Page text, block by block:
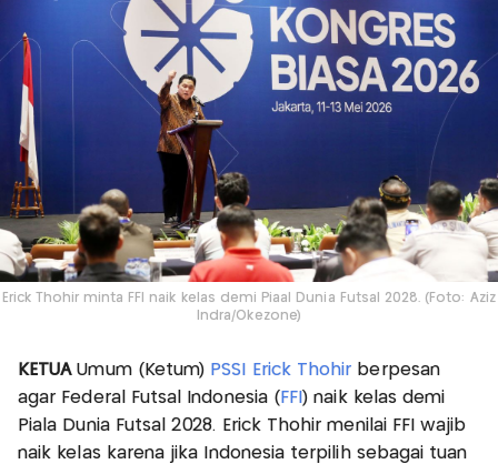
Erick Thohir minta FFI naik kelas demi Piaal Dunia Futsal 2028. (Foto: Aziz
Indra/Okezone)
KETUAUmum (Ketum) PSSI Erick Thohir berpesan
agar Federal Futsal Indonesia ( FFI ) naik kelas demi
Piala Dunia Futsal 2028. Erick Thohir menilai FFI wajib
naik kelas karena jika Indonesia terpilih sebagai tuan